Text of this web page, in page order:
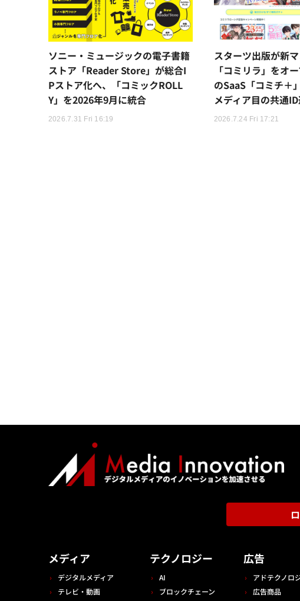
ソニー・ミュージックの電子書籍
ストア「Reader Store」が総合I
Pストア化へ、「コミックROLL
Y」を2026年9月に統合
2026.7.31 Fri 16:19
スターツ出版が新
「コミリラ」をオ
のSaaS「コミチ＋
メディア目の共通
2026.7.24 Fri 17:21
メディア
デジタルメディア
テレビ・動画
テクノロジー
AI
ブロックチェーン
広告
アドテクノロ
広告商品